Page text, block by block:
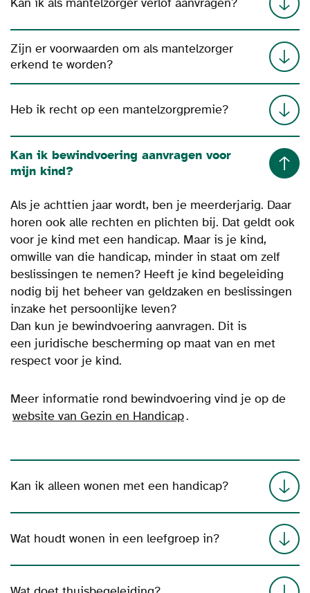
Kan ik als mantelzorger verlof aanvragen?
Zijn er voorwaarden om als mantelzorger
erkend te worden?
Heb ik recht op een mantelzorgpremie?
Kan ik bewindvoering aanvragen voor
mijn kind?
Als je achttien jaar wordt, ben je meerderjarig. Daar
horen ook alle rechten en plichten bij. Dat geldt ook
voor je kind met een handicap. Maar is je kind,
omwille van die handicap, minder in staat om zelf
beslissingen te nemen? Heeft je kind begeleiding
nodig bij het beheer van geldzaken en beslissingen
inzake het persoonlijke leven?
Dan kun je bewindvoering aanvragen. Dit is
een juridische bescherming op maat van en met
respect voor je kind.
Meer informatie rond bewindvoering vind je op de
website van Gezin en Handicap.
Kan ik alleen wonen met een handicap?
Wat houdt wonen in een leefgroep in?